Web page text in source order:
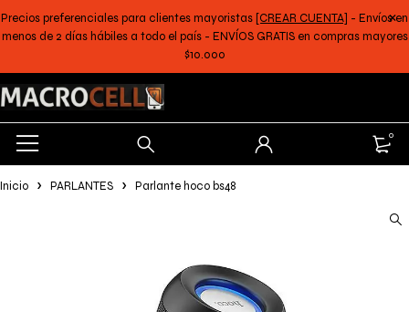
Precios preferenciales para clientes mayoristas [CREAR CUENTA] - Envíos en
menos de 2 días hábiles a todo el país - ENVÍOS GRATIS en compras mayores
$10.000
0
Inicio PARLANTES Parlante hoco bs48